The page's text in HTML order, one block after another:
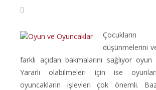
düşünmelerini
farklı açıdan bakmalarını sağlıyor
Yararlı olabilmeleri için ise
oyuncakların işlevleri çok önemli.